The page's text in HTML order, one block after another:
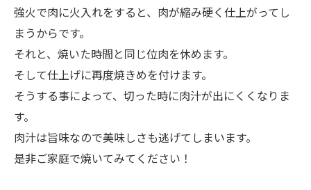
強火で肉に火入れをすると、肉が縮み硬く仕上がってし
まうからです。
それと、焼いた時間と同じ位肉を休めます。
そして仕上げに再度焼きめを付けます。
そうする事によって、切った時に肉汁が出にくくなりま
す。
肉汁は旨味なので美味しさも逃げてしまいます。
是非ご家庭で焼いてみてください！